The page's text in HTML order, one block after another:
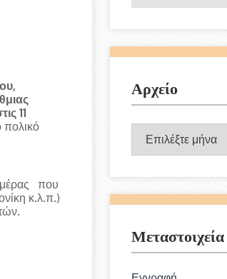
11
που
κ.λ.π.)
Αρχείο
Μεταστοιχεία